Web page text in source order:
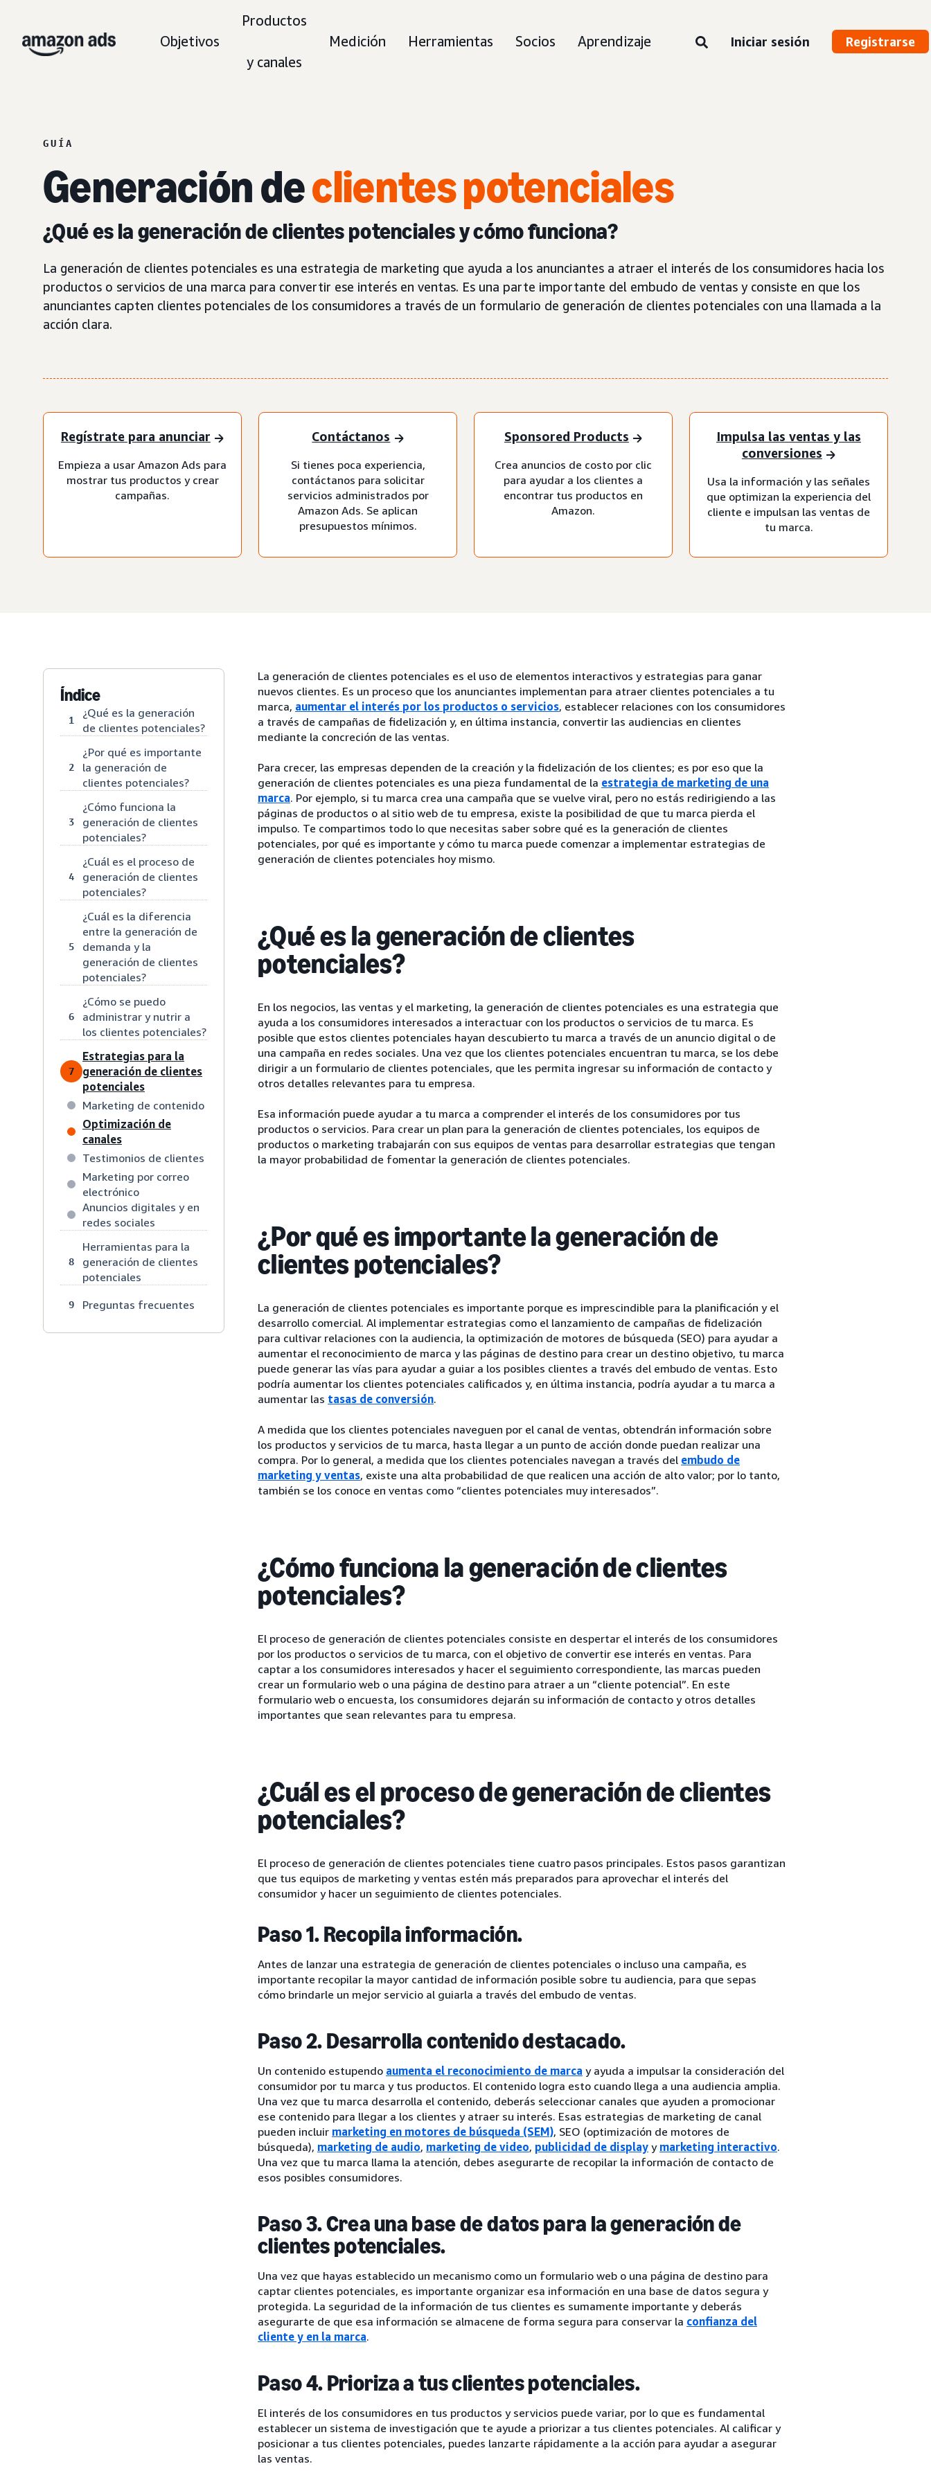
Objetivos
Productos
y canales
Medición Herramientas Socios Aprendizaje Iniciar sesión Registrarse
GUÍA
Generación declientes potenciales
¿Qué es la generación de clientes potenciales y cómo funciona?
La generación de clientes potenciales es una estrategia de marketing que ayuda a los anunciantes a atraer el interés de los consumidores hacia los
productos o servicios de una marca para convertir ese interés en ventas. Es una parte importante del embudo de ventas y consiste en que los
anunciantes capten clientes potenciales de los consumidores a través de un formulario de generación de clientes potenciales con una llamada a la
acción clara.
Regístrate para anunciar
Empieza a usar Amazon Ads para
mostrar tus productos y crear
campañas.
Contáctanos
Si tienes poca experiencia,
contáctanos para solicitar
servicios administrados por
Amazon Ads. Se aplican
presupuestos mínimos.
Sponsored Products
Crea anuncios de costo por clic
para ayudar a los clientes a
encontrar tus productos en
Amazon.
Impulsa las ventas y las
conversiones
Usa la información y las señales
que optimizan la experiencia del
cliente e impulsan las ventas de
tu marca.
Índice
1
¿Qué es la generación
de clientes potenciales?
2
¿Por qué es importante
la generación de
clientes potenciales?
3
¿Cómo funciona la
generación de clientes
potenciales?
4
¿Cuál es el proceso de
generación de clientes
potenciales?
5
¿Cuál es la diferencia
entre la generación de
demanda y la
generación de clientes
potenciales?
6
¿Cómo se puedo
administrar y nutrir a
los clientes potenciales?
7
Estrategias para la
generación de clientes
potenciales
Marketing de contenido
Optimización de
canales
Testimonios de clientes
Marketing por correo
electrónico
Anuncios digitales y en
redes sociales
8
Herramientas para la
generación de clientes
potenciales
9 Preguntas frecuentes
La generación de clientes potenciales es el uso de elementos interactivos y estrategias para ganar
nuevos clientes. Es un proceso que los anunciantes implementan para atraer clientes potenciales a tu
marca, aumentar el interés por los productos o servicios, establecer relaciones con los consumidores
a través de campañas de fidelización y, en última instancia, convertir las audiencias en clientes
mediante la concreción de las ventas.
Para crecer, las empresas dependen de la creación y la fidelización de los clientes; es por eso que la
generación de clientes potenciales es una pieza fundamental de la estrategia de marketing de una
marca. Por ejemplo, si tu marca crea una campaña que se vuelve viral, pero no estás redirigiendo a las
páginas de productos o al sitio web de tu empresa, existe la posibilidad de que tu marca pierda el
impulso. Te compartimos todo lo que necesitas saber sobre qué es la generación de clientes
potenciales, por qué es importante y cómo tu marca puede comenzar a implementar estrategias de
generación de clientes potenciales hoy mismo.
¿Qué es la generación de clientes
potenciales?
En los negocios, las ventas y el marketing, la generación de clientes potenciales es una estrategia que
ayuda a los consumidores interesados a interactuar con los productos o servicios de tu marca. Es
posible que estos clientes potenciales hayan descubierto tu marca a través de un anuncio digital o de
una campaña en redes sociales. Una vez que los clientes potenciales encuentran tu marca, se los debe
dirigir a un formulario de clientes potenciales, que les permita ingresar su información de contacto y
otros detalles relevantes para tu empresa.
Esa información puede ayudar a tu marca a comprender el interés de los consumidores por tus
productos o servicios. Para crear un plan para la generación de clientes potenciales, los equipos de
productos o marketing trabajarán con sus equipos de ventas para desarrollar estrategias que tengan
la mayor probabilidad de fomentar la generación de clientes potenciales.
¿Por qué es importante la generación de
clientes potenciales?
La generación de clientes potenciales es importante porque es imprescindible para la planificación y el
desarrollo comercial. Al implementar estrategias como el lanzamiento de campañas de fidelización
para cultivar relaciones con la audiencia, la optimización de motores de búsqueda (SEO) para ayudar a
aumentar el reconocimiento de marca y las páginas de destino para crear un destino objetivo, tu marca
puede generar las vías para ayudar a guiar a los posibles clientes a través del embudo de ventas. Esto
podría aumentar los clientes potenciales calificados y, en última instancia, podría ayudar a tu marca a
aumentar las tasas de conversión.
A medida que los clientes potenciales naveguen por el canal de ventas, obtendrán información sobre
los productos y servicios de tu marca, hasta llegar a un punto de acción donde puedan realizar una
compra. Por lo general, a medida que los clientes potenciales navegan a través del embudo de
marketing y ventas, existe una alta probabilidad de que realicen una acción de alto valor; por lo tanto,
también se los conoce en ventas como “clientes potenciales muy interesados”.
¿Cómo funciona la generación de clientes
potenciales?
El proceso de generación de clientes potenciales consiste en despertar el interés de los consumidores
por los productos o servicios de tu marca, con el objetivo de convertir ese interés en ventas. Para
captar a los consumidores interesados y hacer el seguimiento correspondiente, las marcas pueden
crear un formulario web o una página de destino para atraer a un “cliente potencial”. En este
formulario web o encuesta, los consumidores dejarán su información de contacto y otros detalles
importantes que sean relevantes para tu empresa.
¿Cuál es el proceso de generación de clientes
potenciales?
El proceso de generación de clientes potenciales tiene cuatro pasos principales. Estos pasos garantizan
que tus equipos de marketing y ventas estén más preparados para aprovechar el interés del
consumidor y hacer un seguimiento de clientes potenciales.
Paso 1. Recopila información.
Antes de lanzar una estrategia de generación de clientes potenciales o incluso una campaña, es
importante recopilar la mayor cantidad de información posible sobre tu audiencia, para que sepas
cómo brindarle un mejor servicio al guiarla a través del embudo de ventas.
Paso 2. Desarrolla contenido destacado.
Un contenido estupendo aumenta el reconocimiento de marca y ayuda a impulsar la consideración del
consumidor por tu marca y tus productos. El contenido logra esto cuando llega a una audiencia amplia.
Una vez que tu marca desarrolla el contenido, deberás seleccionar canales que ayuden a promocionar
ese contenido para llegar a los clientes y atraer su interés. Esas estrategias de marketing de canal
pueden incluir marketing en motores de búsqueda (SEM), SEO (optimización de motores de
búsqueda), marketing de audio, marketing de video, publicidad de display y marketing interactivo.
Una vez que tu marca llama la atención, debes asegurarte de recopilar la información de contacto de
esos posibles consumidores.
Paso 3. Crea una base de datos para la generación de
clientes potenciales.
Una vez que hayas establecido un mecanismo como un formulario web o una página de destino para
captar clientes potenciales, es importante organizar esa información en una base de datos segura y
protegida. La seguridad de la información de tus clientes es sumamente importante y deberás
asegurarte de que esa información se almacene de forma segura para conservar la confianza del
cliente y en la marca.
Paso 4. Prioriza a tus clientes potenciales.
El interés de los consumidores en tus productos y servicios puede variar, por lo que es fundamental
establecer un sistema de investigación que te ayude a priorizar a tus clientes potenciales. Al calificar y
posicionar a tus clientes potenciales, puedes lanzarte rápidamente a la acción para ayudar a asegurar
las ventas.